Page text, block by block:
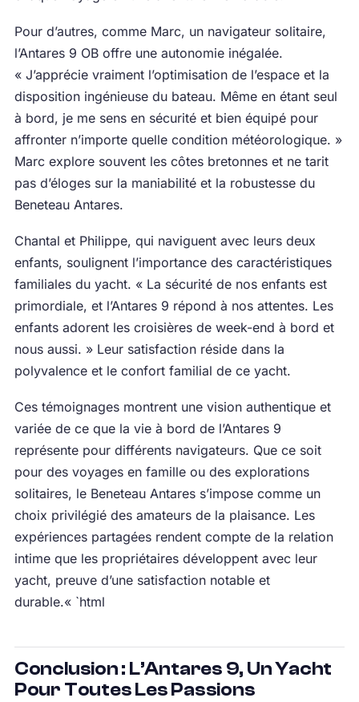
Pour d’autres, comme Marc, un navigateur solitaire,
l’Antares 9 OB offre une autonomie inégalée.
« J’apprécie vraiment l’optimisation de l’espace et la
disposition ingénieuse du bateau. Même en étant seul
à bord, je me sens en sécurité et bien équipé pour
affronter n’importe quelle condition météorologique. »
Marc explore souvent les côtes bretonnes et ne tarit
pas d’éloges sur la maniabilité et la robustesse du
Beneteau Antares.
Chantal et Philippe, qui naviguent avec leurs deux
enfants, soulignent l’importance des caractéristiques
familiales du yacht. « La sécurité de nos enfants est
primordiale, et l’Antares 9 répond à nos attentes. Les
enfants adorent les croisières de week-end à bord et
nous aussi. » Leur satisfaction réside dans la
polyvalence et le confort familial de ce yacht.
Ces témoignages montrent une vision authentique et
variée de ce que la vie à bord de l’Antares 9
représente pour différents navigateurs. Que ce soit
pour des voyages en famille ou des explorations
solitaires, le Beneteau Antares s’impose comme un
choix privilégié des amateurs de la plaisance. Les
expériences partagées rendent compte de la relation
intime que les propriétaires développent avec leur
yacht, preuve d’une satisfaction notable et
durable.« `html
Conclusion : L’Antares 9, Un Yacht
Pour Toutes Les Passions